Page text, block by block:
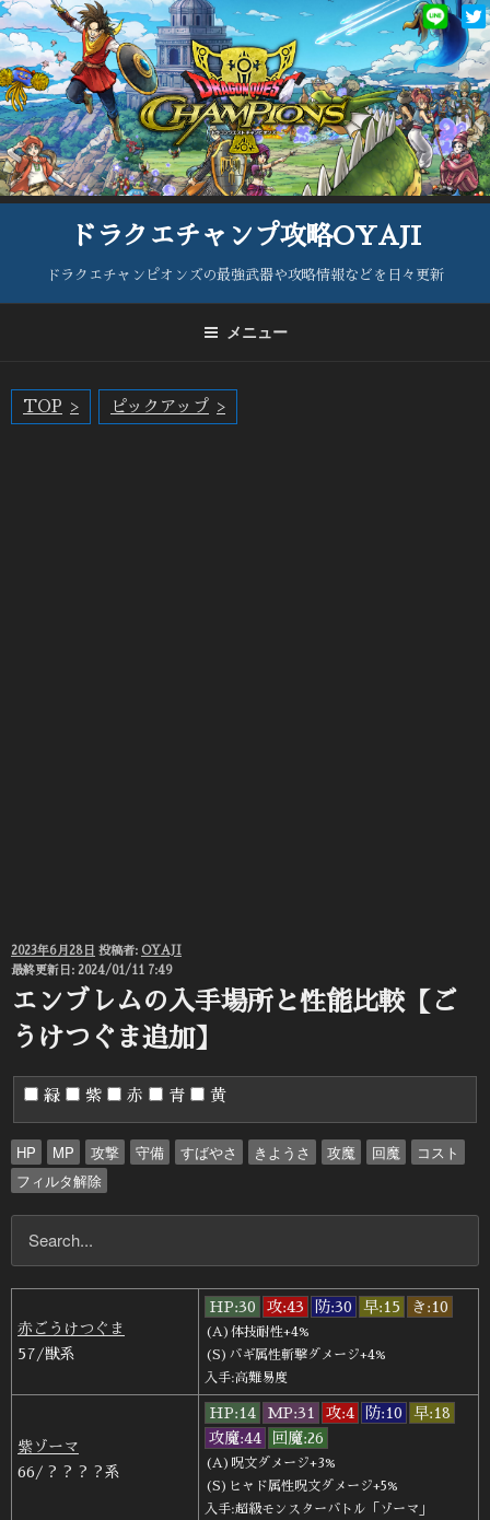
コ
ン
テ
ン
ツ
へ
ス
キ
ドラクエチャンプ攻略OYAJI
ドラクエチャンピオンズの最強武器や攻略情報などを日々更新
メニュー
TOP ピックアップ
投
稿
日:
2023年6月28日 投稿者: OYAJI
最終更新日: 2024/01/11 7:49
エンブレムの入手場所と性能比較【ご
うけつぐま追加】
緑 紫 赤 青 黄
HP MP 攻撃 守備 すばやさ きようさ 攻魔 回魔
コスト
フィルタ解除
赤ごうけつぐま
57/獣系
HP:30 攻:43 防:30 早:15 き:10
(A)体技耐性+4%
(S)バギ属性斬撃ダメージ+4%
入手:高難易度
紫ゾーマ
66/？？？？系
HP:14 MP:31 攻:4 防:10
早:18
攻魔:44
回魔:26
(A)呪文ダメージ+3%
(S)ヒャド属性呪文ダメージ+5%
入手:超級モンスターバトル「ゾーマ」